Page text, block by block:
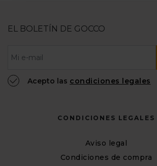
EL BOLETÍN DE GOCCO
Acepto las condiciones legales
CONDICIONES LEGALES
Aviso legal
Condiciones de compra